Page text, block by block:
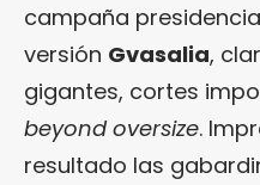
campaña
versión Gvasalia,
gigantes, cortes
beyond oversize.
resultado las